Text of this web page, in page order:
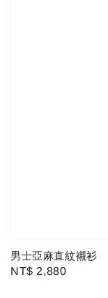
男士亞麻直紋襯衫
Regular
NT$ 2,880